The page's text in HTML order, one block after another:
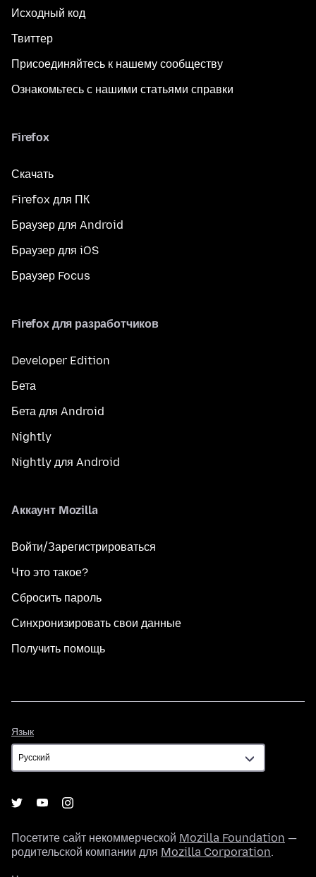
Исходный код
Твиттер
Присоединяйтесь к нашему сообществу
Ознакомьтесь с нашими статьями справки
Firefox
Скачать
Firefox для ПК
Браузер для Android
Браузер для iOS
Браузер Focus
Firefox для разработчиков
Developer Edition
Бета
Бета для Android
Nightly
Nightly для Android
Аккаунт Mozilla
Войти/Зарегистрироваться
Что это такое?
Сбросить пароль
Синхронизировать свои данные
Получить помощь
Язык
Посетите сайт некоммерческой Mozilla Foundation —
родительской компании для Mozilla Corporation.